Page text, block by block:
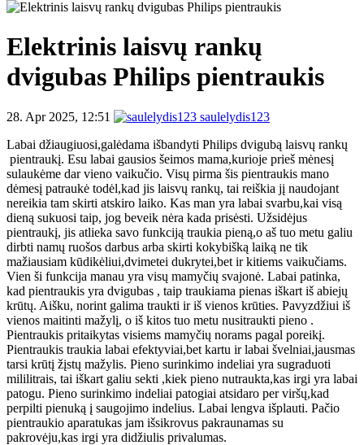
Elektrinis laisvų rankų
dvigubas Philips pientraukis
28. Apr 2025, 12:51
saulelydis123
Labai džiaugiuosi,galėdama išbandyti Philips dvigubą laisvų rankų
pientraukį. Esu labai gausios šeimos mama,kurioje prieš mėnesį
sulaukėme dar vieno vaikučio. Visų pirma šis pientraukis mano
dėmesį patraukė todėl,kad jis laisvų rankų, tai reiškia jį naudojant
nereikia tam skirti atskiro laiko. Kas man yra labai svarbu,kai visą
dieną sukuosi taip, jog beveik nėra kada prisėsti. Užsidėjus
pientraukį, jis atlieka savo funkciją traukia pieną,o aš tuo metu galiu
dirbti namų ruošos darbus arba skirti kokybišką laiką ne tik
mažiausiam kūdikėliui,dvimetei dukrytei,bet ir kitiems vaikučiams.
Vien ši funkcija manau yra visų mamyčių svajonė. Labai patinka,
kad pientraukis yra dvigubas , taip traukiama pienas iškart iš abiejų
krūtų. Aišku, norint galima traukti ir iš vienos krūties. Pavyzdžiui iš
vienos maitinti mažylį, o iš kitos tuo metu nusitraukti pieno .
Pientraukis pritaikytas visiems mamyčių norams pagal poreikį.
Pientraukis traukia labai efektyviai,bet kartu ir labai švelniai,jausmas
tarsi krūtį žįstų mažylis. Pieno surinkimo indeliai yra sugraduoti
mililitrais, tai iškart galiu sekti ,kiek pieno nutraukta,kas irgi yra labai
patogu. Pieno surinkimo indeliai patogiai atsidaro per viršų,kad
perpilti pienuką į saugojimo indelius. Labai lengva išplauti. Pačio
pientraukio aparatukas jam išsikrovus pakraunamas su
pakrovėju,kas irgi yra didžiulis privalumas.